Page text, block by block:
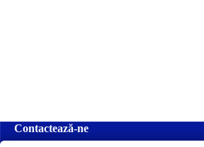
Contactează-ne